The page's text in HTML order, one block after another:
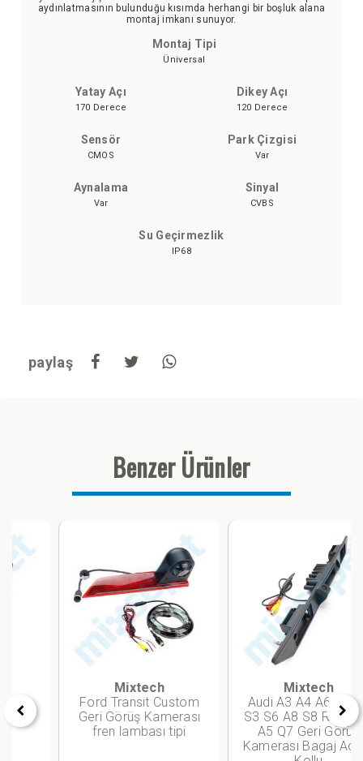
aydınlatmasının bulunduğu kısımda herhangi bir boşluk alana
montaj imkanı sunuyor.
Montaj Tipi
Üniversal
Yatay Açı
170 Derece
Dikey Açı
120 Derece
Sensör
CMOS
Park Çizgisi
Var
Aynalama
Var
Sinyal
CVBS
Su Geçirmezlik
IP68
paylaş
Benzer Ürünler
Mixtech
Ford Transit Custom
Geri Görüş Kamerası
fren lambası tipi
Mixtech
Audi A3 A4 A6 B6 B7
S3 S6 A8 S8 RS4 RS6
A5 Q7 Geri Görüş
Kamerası Bagaj Açma